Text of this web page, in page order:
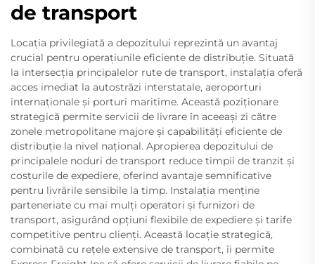
de transport
Locația privilegiată a depozitului reprezintă un avantaj
crucial pentru operațiunile eficiente de distribuție. Situată
la intersecția principalelor rute de transport, instalația oferă
acces imediat la autostrăzi interstatale, aeroporturi
internaționale și porturi maritime. Această poziționare
strategică permite servicii de livrare în aceeași zi către
zonele metropolitane majore și capabilități eficiente de
distribuție la nivel național. Apropierea depozitului de
principalele noduri de transport reduce timpii de tranzit și
costurile de expediere, oferind avantaje semnificative
pentru livrările sensibile la timp. Instalația menține
parteneriate cu mai mulți operatori și furnizori de
transport, asigurând opțiuni flexibile de expediere și tarife
competitive pentru clienți. Această locație strategică,
combinată cu rețele extensive de transport, îi permite